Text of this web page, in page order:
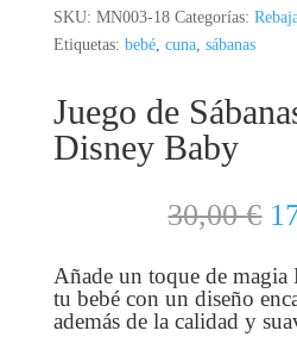
SKU: MN003-18 Categorías:
Etiquetas: bebé, cuna, sábanas
Juego de
Disney Baby
30,00€ El
Añade un toque de magia
tu bebé con un diseño
además de la calidad y